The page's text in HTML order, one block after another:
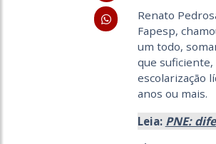
Renato
Fapesp,
um todo,
que suficiente,
escolarização
anos ou mais.
Leia: PNE: